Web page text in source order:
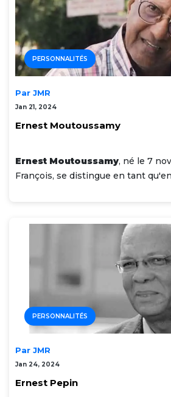
PERSONNALITÉS
Par JMR
Jan 21, 2024
Ernest Moutoussamy
Ernest Moutoussamy, né le 7
François, se distingue en tant
PERSONNALITÉS
Par JMR
Jan 24, 2024
Ernest Pepin